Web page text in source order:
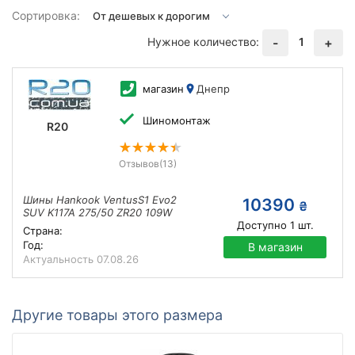
Сортировка:
Нужное количество:
- 1 +
R20
магазин Днепр
Шиномонтаж
Отзывов(13)
Шины Hankook VentusS1 Evo2
SUV K117A 275/50 ZR20 109W
Страна:
Год:
Актуальность 07.08.26
10390 ₴
Доступно 1 шт.
В магазин
Другие товары этого размера